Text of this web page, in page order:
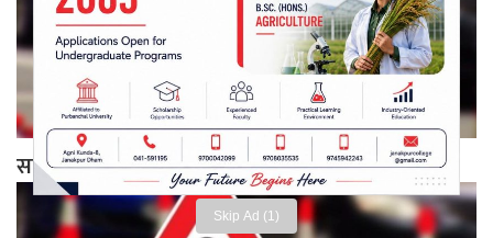
Skip Ad (1)
सप्तरीमा मोटरसाइकल दुर्घटना चालकको मृत्यु